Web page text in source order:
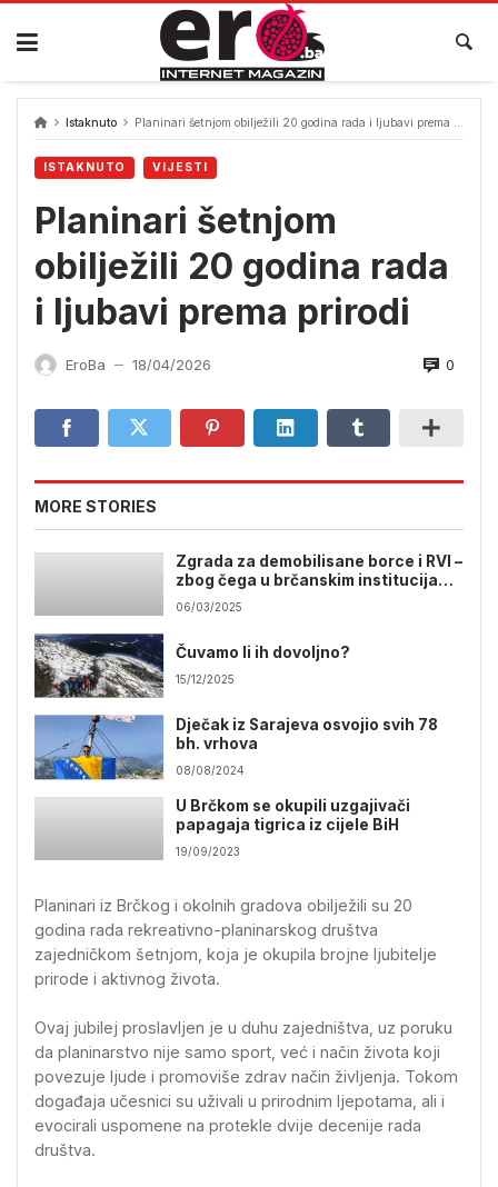
Skip
content
Istaknuto Planinari šetnjom obilježili 20 godina rada i ljubavi prema prirodi
ISTAKNUTO VIJESTI
Planinari šetnjom
obilježili 20 godina rada
i ljubavi prema prirodi
EroBa — 18/04/2026 0
MORE STORIES
Zgrada za demobilisane borce i RVI –
zbog čega u brčanskim institucijama
niko ne želi govoriti o ovoj temi?
06/03/2025
Čuvamo li ih dovoljno?
15/12/2025
Dječak iz Sarajeva osvojio svih 78
bh. vrhova
08/08/2024
U Brčkom se okupili uzgajivači
papagaja tigrica iz cijele BiH
19/09/2023
Planinari iz Brčkog i okolnih gradova obilježili su 20
godina rada rekreativno-planinarskog društva
zajedničkom šetnjom, koja je okupila brojne ljubitelje
prirode i aktivnog života.
Ovaj jubilej proslavljen je u duhu zajedništva, uz poruku
da planinarstvo nije samo sport, već i način života koji
povezuje ljude i promoviše zdrav način življenja. Tokom
događaja učesnici su uživali u prirodnim ljepotama, ali i
evocirali uspomene na protekle dvije decenije rada
društva.